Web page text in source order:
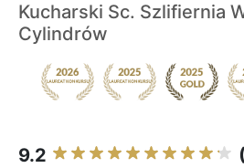
Kucharski Sc. Szlifiernia
Cylindrów
9.2